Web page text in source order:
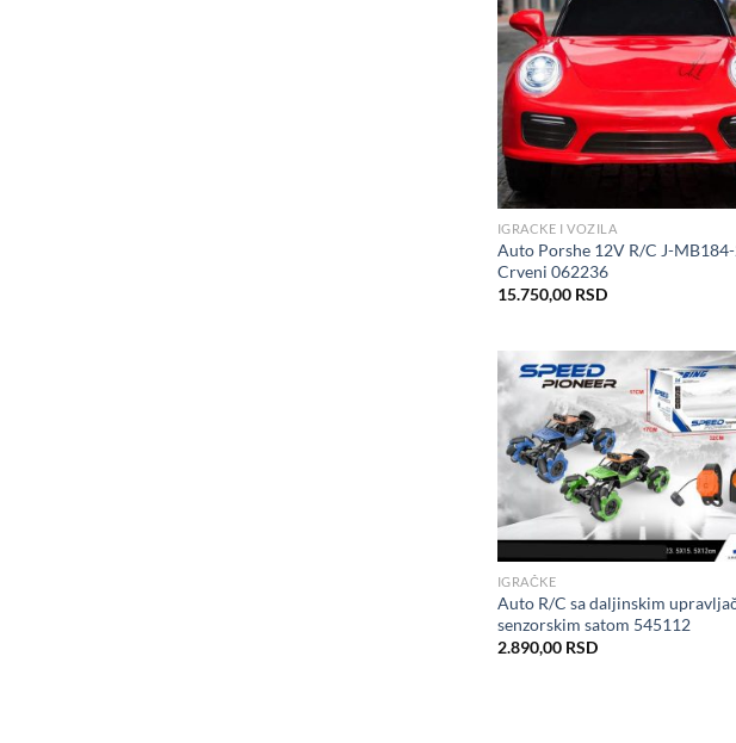
Add to
IGRACKE I VOZILA
Auto Porshe 12V R/C J-
Crveni 062236
15.750,00 RSD
Add to
IGRAČKE
Auto R/C sa daljinskim
senzorskim satom 545112
2.890,00 RSD